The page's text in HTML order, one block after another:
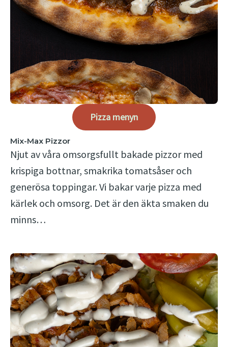
Pizza menyn
Mix-Max Pizzor
Njut av våra omsorgsfullt bakade pizzor med
krispiga bottnar, smakrika tomatsåser och
generösa toppingar. Vi bakar varje pizza med
kärlek och omsorg. Det är den äkta smaken du
minns…